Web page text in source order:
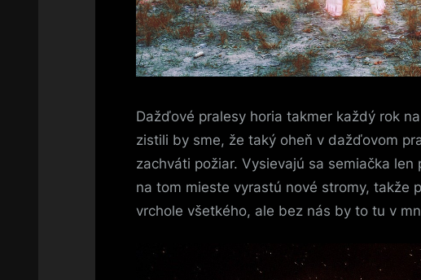
Dažďové pralesy horia takmer každý rok
zistili by sme, že taký oheň v dažďovom
zachváti požiar. Vysievajú sa semiačka
na tom mieste vyrastú nové stromy, takže
vrchole všetkého, ale bez nás by to tu v